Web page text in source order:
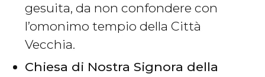
gesuita, da non confondere con
l’omonimo tempio della Città
Vecchia.
Chiesa di Nostra Signora della